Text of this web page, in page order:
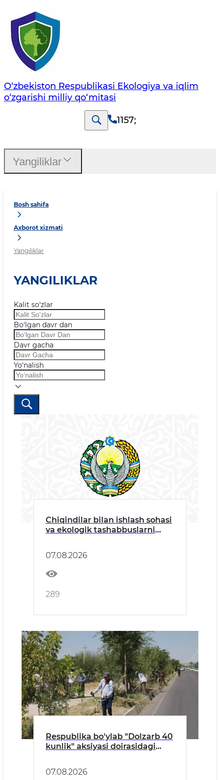
O‘zbekiston Respublikasi Ekologiya va iqlim
o‘zgarishi milliy qo‘mitasi
1157;
Bosh sahifa
Axborot xizmati
Yangiliklar
YANGILIKLAR
Kalit so‘zlar
Bo‘lgan davr dan
Davr gacha
Yo‘nalish
Chiqindilar bilan ishlash sohasi
va ekologik tashabbuslarni
yig'ilishida muhokama qilindi
07.08.2026
289
Respublika bo'ylab "Dolzarb 40
kunlik" aksiyasi doirasidagi
07.08.2026
Yangiliklar